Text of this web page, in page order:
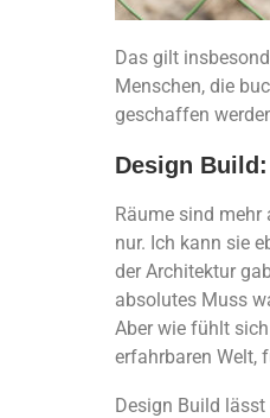
Das gilt
Menschen, die
geschaffen
Design
Räume sind
nur. Ich kann sie
der Architektur
absolutes Muss
Aber wie fühlt
erfahrbaren Welt,
Design Build